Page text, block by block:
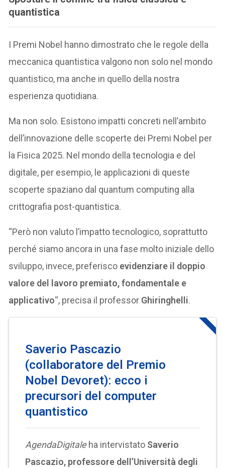
quantistica
I Premi Nobel hanno dimostrato che le regole della
meccanica quantistica valgono non solo nel mondo
quantistico, ma anche in quello della nostra
esperienza quotidiana.
Ma non solo. Esistono impatti concreti nell’ambito
dell’innovazione delle scoperte dei Premi Nobel per
la Fisica 2025. Nel mondo della tecnologia e del
digitale, per esempio, le applicazioni di queste
scoperte spaziano dal quantum computing alla
crittografia post-quantistica.
“Però non valuto l’impatto tecnologico, soprattutto
perché siamo ancora in una fase molto iniziale dello
sviluppo, invece, preferisco evidenziare il doppio
valore del lavoro premiato, fondamentale e
applicativo“, precisa il professor Ghiringhelli.
Saverio Pascazio
(collaboratore del Premio
Nobel Devoret): ecco i
precursori del computer
quantistico
AgendaDigitaleha intervistato Saverio
Pascazio, professore dell’Università degli